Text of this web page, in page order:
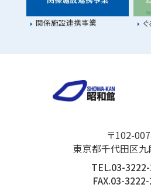
関係施設連携事業
〒102-
東京都千代田区
TEL.03-
FAX.03-